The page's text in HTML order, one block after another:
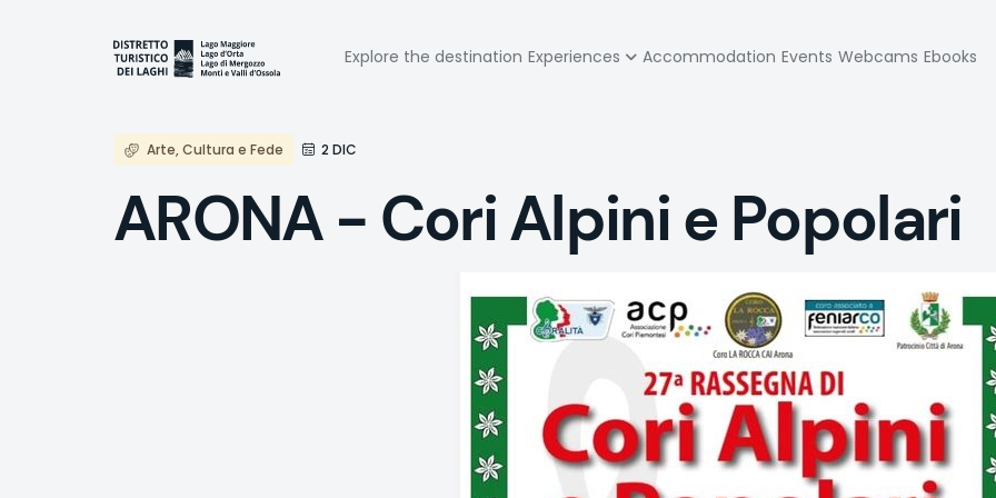
Navigazione
principale
Explore the destination Experiences Accommodation Events Webcams Ebooks
Arte, Cultura e Fede 2 DIC
ARONA - Cori Alpini e Popolari